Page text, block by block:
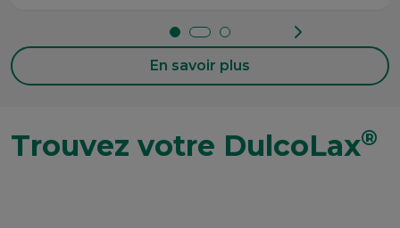
En savoir plus
Trouvez votre DulcoLax®